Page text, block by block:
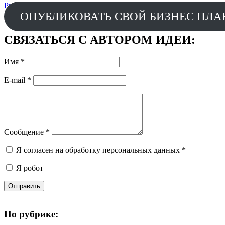
Prev
ОПУБЛИКОВАТЬ СВОЙ БИЗНЕС
СВЯЗАТЬСЯ С АВТОРОМ ИДЕИ:
Имя *
E-mail *
Сообщение *
Я согласен на обработку персональных данных *
Я робот
Отправить
По рубрике: